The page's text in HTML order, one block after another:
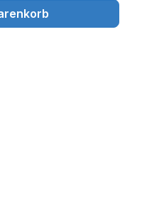
Wert